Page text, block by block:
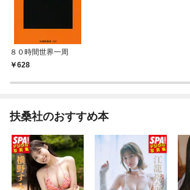
８０時間世界一周
628
扶桑社のおすすめ本